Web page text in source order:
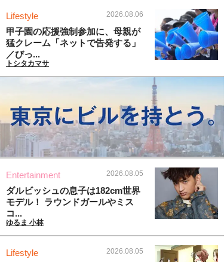
Lifestyle 2026.08.06
甲子園の応援強制参加に、母親が
猛クレーム「ネットで告発する」
／びっ...
トシタカマサ
Entertainment 2026.08.05
ダルビッシュの息子は182cm世界
モデル！ ラウンドガールやミス
コ...
ゆるま 小林
Lifestyle 2026.08.05